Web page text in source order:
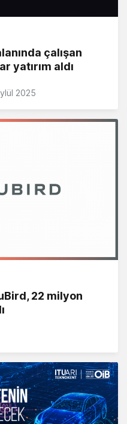
çalışan
yatırım aldı
2025
22 milyon